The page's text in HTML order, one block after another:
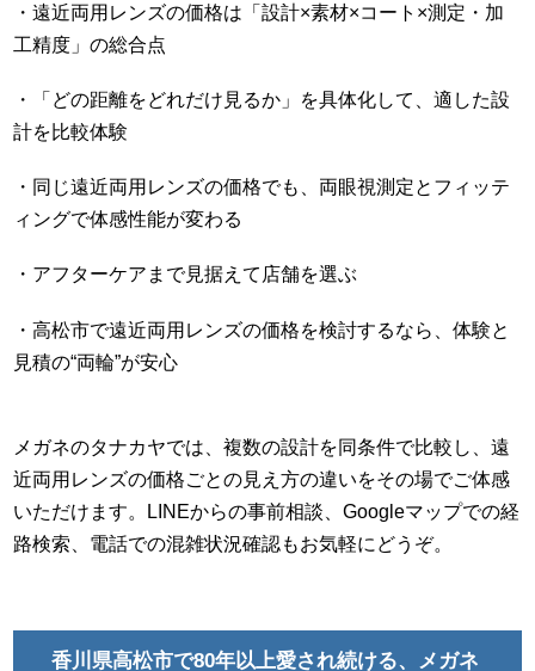
・遠近両用レンズの価格は「設計×素材×コート×測定・加
工精度」の総合点
・「どの距離をどれだけ見るか」を具体化して、適した設
計を比較体験
・同じ遠近両用レンズの価格でも、両眼視測定とフィッテ
ィングで体感性能が変わる
・アフターケアまで見据えて店舗を選ぶ
・高松市で遠近両用レンズの価格を検討するなら、体験と
見積の“両輪”が安心
メガネのタナカヤでは、複数の設計を同条件で比較し、遠
近両用レンズの価格ごとの見え方の違いをその場でご体感
いただけます。LINEからの事前相談、Googleマップでの経
路検索、電話での混雑状況確認もお気軽にどうぞ。
香川県高松市で80年以上愛され続ける、メガネ